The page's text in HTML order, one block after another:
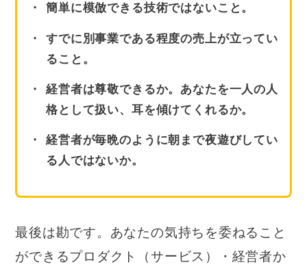
簡単に模倣できる技術ではないこと。
すでに別事業である程度の売上が立ってい
ること。
経営者は尊敬できるか。あなたを一人の人
格として扱い、耳を傾けてくれるか。
経営者が毎晩のように朝まで夜遊びしてい
る人ではないか。
最後は勘です。あなたの気持ちを委ねること
ができるプロダクト（サービス）・経営者か